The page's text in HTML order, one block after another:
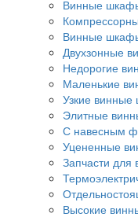
Винные
Винные
Двухзонные
Недорогие
Маленькие
Узкие
Элитные
С навесным
Уцененные
Запчасти
Высокие